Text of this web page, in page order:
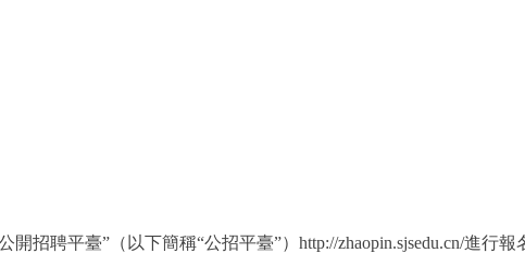
聘平臺”（以下簡稱“公招平臺”）http://zhaopin.sjsedu.cn/進行報